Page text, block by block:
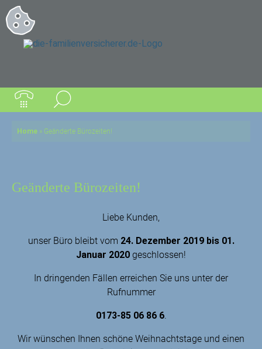
Home » Geänderte Bürozeiten!
Geänderte Bürozeiten!
Liebe Kunden,
unser Büro bleibt vom 24. Dezember 2019 bis 01.
Januar 2020 geschlossen!
In dringenden Fällen erreichen Sie uns unter der
Rufnummer
0173-85 06 86 6.
Wir wünschen Ihnen schöne Weihnachtstage und einen